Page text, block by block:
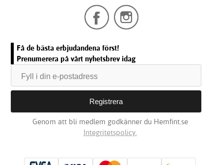
Få de bästa erbjudandena först!
Prenumerera på vårt nyhetsbrev idag
Genom att bli medlem godkänner du Hemfint.se
Integritetspolicy.